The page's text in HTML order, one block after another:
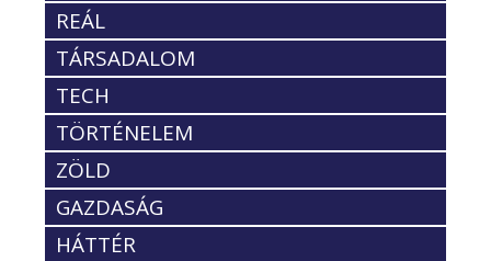
REÁL
TÁRSADALOM
TECH
TÖRTÉNELEM
ZÖLD
GAZDASÁG
HÁTTÉR